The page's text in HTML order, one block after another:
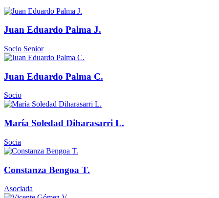
Juan Eduardo Palma J.
Socio Senior
Juan Eduardo Palma C.
Socio
María Soledad Diharasarri L.
Socia
Constanza Bengoa T.
Asociada